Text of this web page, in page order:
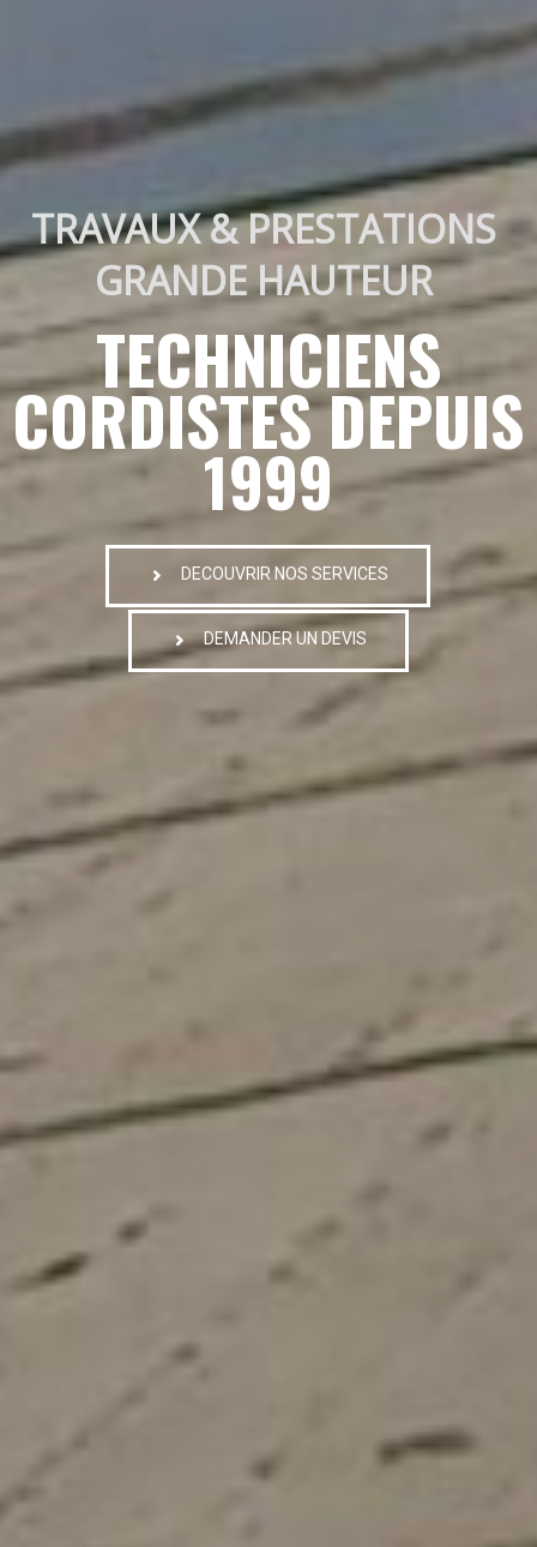
TRAVAUX & PRESTATIONS
GRANDE HAUTEUR
TECHNICIENS
CORDISTES DEPUIS
1999
DECOUVRIR NOS SERVICES
DEMANDER UN DEVIS